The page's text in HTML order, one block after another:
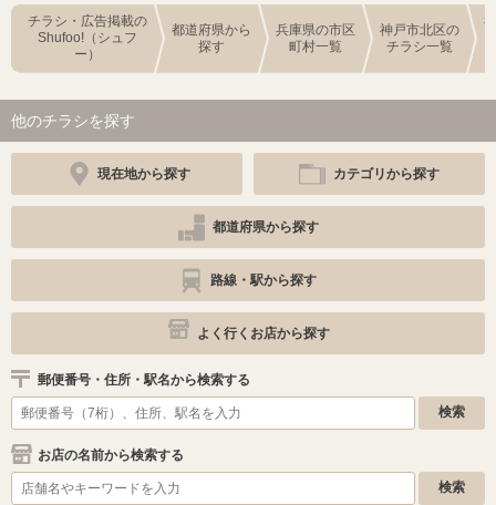
チラシ・広告掲載の
Shufoo!（シュフ
ー）
都道府県から
探す
兵庫県の市区
町村一覧
神戸市北区の
チラシ一覧
他のチラシを探す
現在地から探す カテゴリから探す
都道府県から探す
路線・駅から探す
よく行くお店から探す
郵便番号・住所・駅名から検索する
お店の名前から検索する